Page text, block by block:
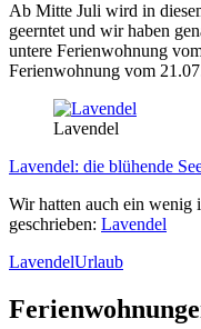
Ab Mitte Juli wird in
geerntet und wir haben
untere Ferienwohnung
Ferienwohnung vom
Lavendel
Lavendel: die blühende
Wir hatten auch ein wenig
geschrieben: Lavendel
LavendelUrlaub